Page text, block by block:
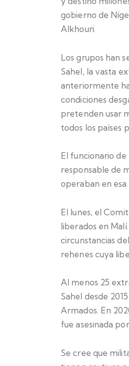
gobierno de
Alkhouri.
Los grupos han
Sahel, la vasta
anteriormente
condiciones
pretenden usar
todos los países
El funcionario
responsable de
operaban en
El lunes, el
liberados en
circunstancias
rehenes cuya
Al menos 25
Sahel desde
Armados. En
fue asesinada
Se cree que